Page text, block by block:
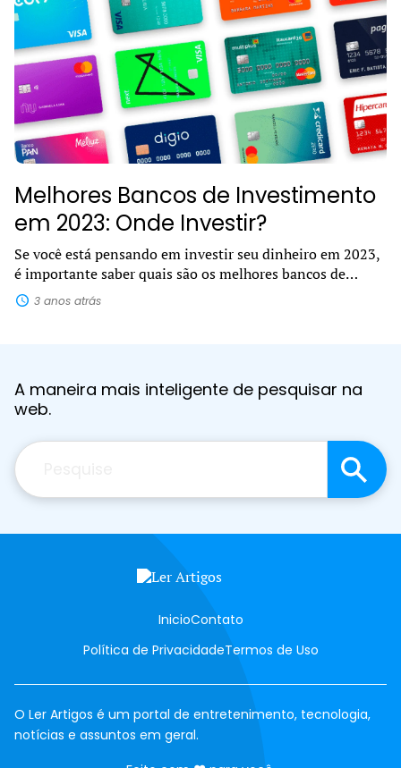
Melhores Bancos de Investimento
em 2023: Onde Investir?
Se você está pensando em investir seu dinheiro em 2023,
é importante saber quais são os melhores bancos de
investimento. Com tantas opções disponíveis no
mercado, pode ser difícil decidir...
3 anos atrás
A maneira mais inteligente de pesquisar na
web.
Pesquisar
InicioContato
Política de PrivacidadeTermos de Uso
O Ler Artigos é um portal de entretenimento, tecnologia,
notícias e assuntos em geral.